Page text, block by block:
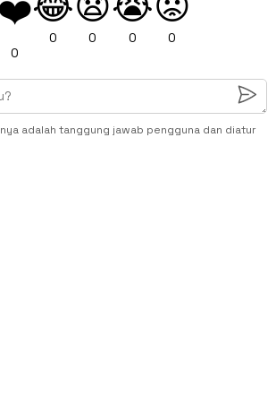
❤️
0
0 0 0 0
adalah tanggung jawab pengguna dan diatur